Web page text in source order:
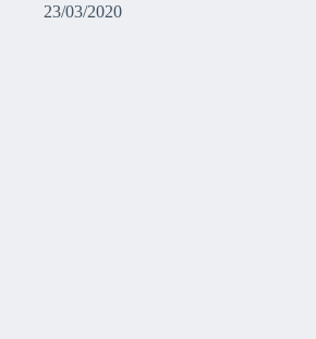
23/03/2020